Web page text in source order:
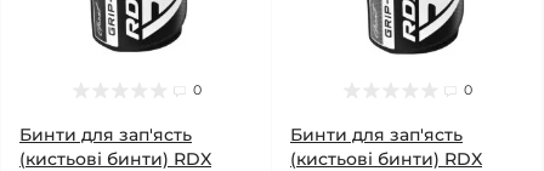
0
Бинти для зап'ясть
(кистьові бинти) RDX
0
Бинти для зап'ясть
(кистьові бинти) RDX